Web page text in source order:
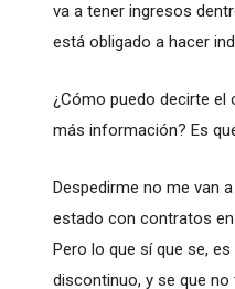
va a tener ingresos
está obligado a hacer
¿Cómo puedo decirte el
más información? Es
Despedirme no me van
estado con contratos
Pero lo que sí que se,
discontinuo, y se que no